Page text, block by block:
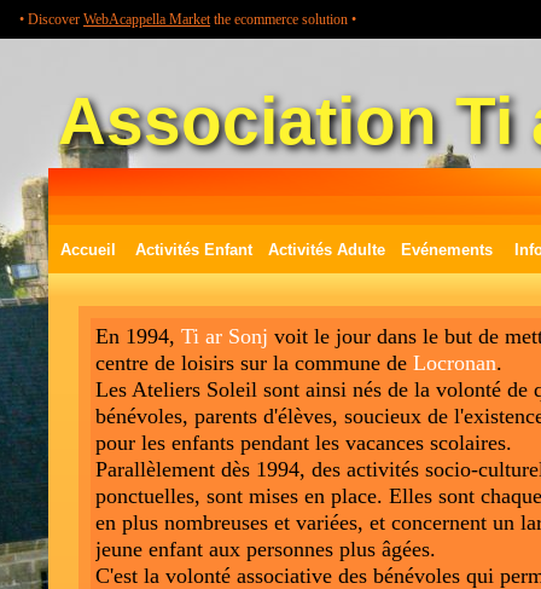
• Discover WebAcappella Marketthe ecommerce solution •
En 1994, Ti ar Sonj voit le jour dans le but de
centre de loisirs sur la commune de Locronan.
Les Ateliers Soleil sont ainsi nés de la volonté de
bénévoles, parents d'élèves, soucieux de
pour les enfants pendant les vacances scolaires.
Parallèlement dès 1994, des activités socio-
ponctuelles, sont mises en place. Elles sont
en plus nombreuses et variées, et concernent un
jeune enfant aux personnes plus âgées.
C'est la volonté associative des bénévoles qui
Evénements
Activités Adulte
Activités Enfant
Accueil
Association Ti